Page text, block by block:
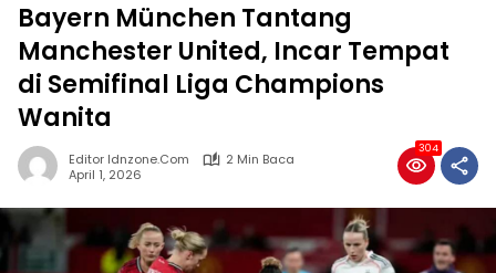
Bayern München Tantang
Manchester United, Incar Tempat
di Semifinal Liga Champions
Wanita
Editor Idnzone.com
2 Min Baca
April 1, 2026
304